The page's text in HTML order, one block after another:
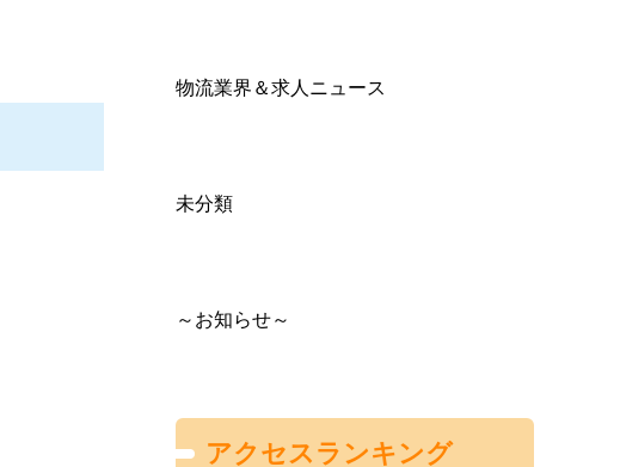
物流業界＆求人ニュース
未分類
～お知らせ～
アクセスランキング